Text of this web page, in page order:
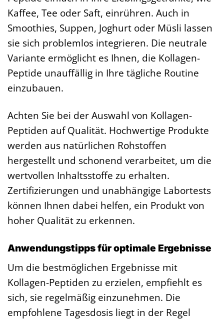
Kaffee, Tee oder Saft, einrühren. Auch in
Smoothies, Suppen, Joghurt oder Müsli lassen
sie sich problemlos integrieren. Die neutrale
Variante ermöglicht es Ihnen, die Kollagen-
Peptide unauffällig in Ihre tägliche Routine
einzubauen.
Achten Sie bei der Auswahl von Kollagen-
Peptiden auf Qualität. Hochwertige Produkte
werden aus natürlichen Rohstoffen
hergestellt und schonend verarbeitet, um die
wertvollen Inhaltsstoffe zu erhalten.
Zertifizierungen und unabhängige Labortests
können Ihnen dabei helfen, ein Produkt von
hoher Qualität zu erkennen.
Anwendungstipps für optimale Ergebnisse
Um die bestmöglichen Ergebnisse mit
Kollagen-Peptiden zu erzielen, empfiehlt es
sich, sie regelmäßig einzunehmen. Die
empfohlene Tagesdosis liegt in der Regel